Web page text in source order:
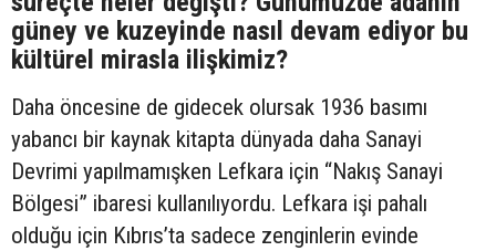
güney ve kuzeyinde nasıl devam ediyor bu
kültürel mirasla ilişkimiz?
Daha öncesine de gidecek olursak 1936 basımı
yabancı bir kaynak kitapta dünyada daha Sanayi
Devrimi yapılmamışken Lefkara için “Nakış Sanayi
Bölgesi” ibaresi kullanılıyordu. Lefkara işi pahalı
olduğu için Kıbrıs’ta sadece zenginlerin evinde